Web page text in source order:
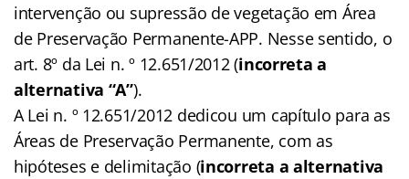
intervenção ou supressão de vegetação em Área
de Preservação Permanente-APP. Nesse sentido, o
art. 8º da Lei n. º 12.651/2012 (incorreta a
alternativa “A”).
A Lei n. º 12.651/2012 dedicou um capítulo para as
Áreas de Preservação Permanente, com as
hipóteses e delimitação (incorreta a alternativa